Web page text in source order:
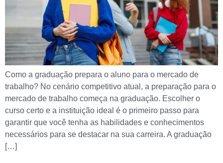
Como a graduação prepara o aluno para o mercado de
trabalho? No cenário competitivo atual, a preparação para o
mercado de trabalho começa na graduação. Escolher o
curso certo e a instituição ideal é o primeiro passo para
garantir que você tenha as habilidades e conhecimentos
necessários para se destacar na sua carreira. A graduação
[…]